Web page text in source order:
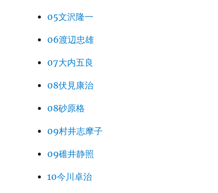
05文沢隆一
06渡辺忠雄
07大内五良
08伏見康治
08砂原格
09村井志摩子
09碓井静照
10今川卓治